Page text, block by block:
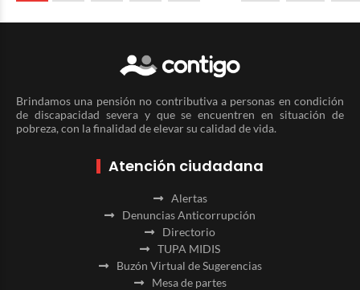
Brindamos una pensión no contributiva a personas en condición
de discapacidad severa y que se encuentren en situación de
pobreza, con la finalidad de elevar su calidad de vida.
Atención ciudadana
Alertas
Denuncias Anticorrupción
Directorio
TUPA MIDIS
Buzón Virtual de Sugerencias
Mesa de partes